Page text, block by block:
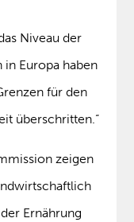
Niveau der
Europa haben
für den
überschritten.“
zeigen
Ernährung